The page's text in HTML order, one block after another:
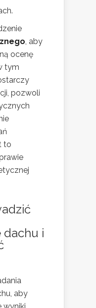
, aby
ocenę
tym
pozwoli
to
i
aby